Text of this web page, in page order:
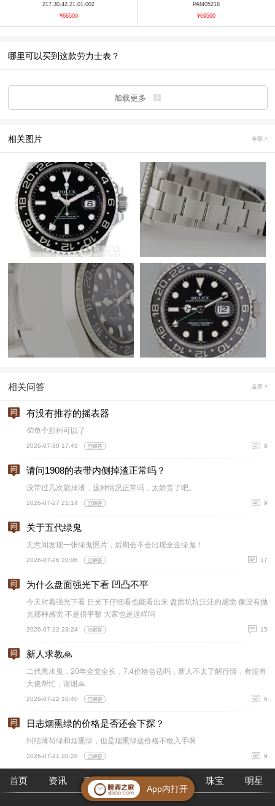
217.30.42.21.01.002
¥66500
PAM05218
¥69500
哪里可以买到这款劳力士表？
加载更多
相关图片 全部 >
相关问答 全部 >
有没有推荐的摇表器
🤦单个那种可以了
2026-07-30 17:43 8
请问1908的表带内侧掉渣正常吗？
没带过几次就掉渣，这种情况正常吗，太娇贵了吧。
2026-07-27 21:14 9
关于五代绿鬼
无意间发现一张绿鬼照片，后期会不会出现全金绿鬼！
2026-07-26 20:06 17
为什么盘面强光下看 凹凸不平
今天对着强光下看 日光下仔细看也能看出来 盘面坑坑洼洼的感觉 像没有抛
光那种感觉 不是很平整 大家也是这样吗
2026-07-22 23:24 15
新人求教🙏
二代黑水鬼，20年全套全长，7.4价格合适吗，新人不太了解行情，有没有
大佬帮忙，谢谢🙏
2026-07-22 10:40 6
日志烟熏绿的价格是否还会下探？
纠结薄荷绿和烟熏绿，但是烟熏绿这价格不敢入手啊
2026-07-21 20:28 9
首页 资讯 查腕表 论坛 作业 珠宝 明星
App内打开